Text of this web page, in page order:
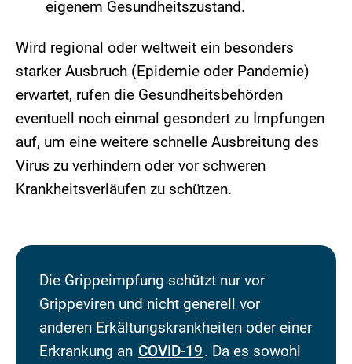
eigenem Gesundheitszustand.
Wird regional oder weltweit ein besonders
starker Ausbruch (Epidemie oder Pandemie)
erwartet, rufen die Gesundheitsbehörden
eventuell noch einmal gesondert zu Impfungen
auf, um eine weitere schnelle Ausbreitung des
Virus zu verhindern oder vor schweren
Krankheitsverläufen zu schützen.
Die Grippeimpfung schützt nur vor
Grippeviren und nicht generell vor
anderen Erkältungskrankheiten oder einer
Erkrankung an COVID-19. Da es sowohl